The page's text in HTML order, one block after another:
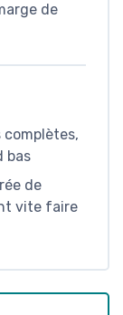
de
bas
de
vite faire